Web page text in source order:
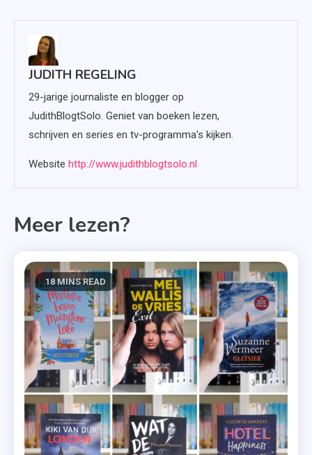
JUDITH REGELING
29-jarige journaliste en blogger op
JudithBlogtSolo. Geniet van boeken lezen,
schrijven en series en tv-programma's kijken.
Website http://www.judithblogtsolo.nl
Meer lezen?
18 MINS READ